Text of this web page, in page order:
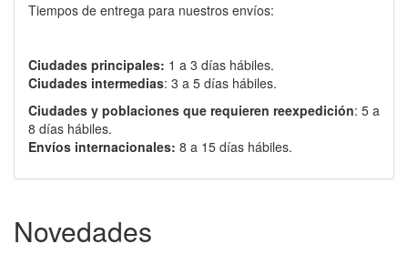
Tiempos de entrega para nuestros envíos:
Ciudades principales: 1 a 3 días hábiles.
Ciudades intermedias: 3 a 5 días hábiles.
Ciudades y poblaciones que requieren reexpedición: 5 a
8 días hábiles.
Envíos internacionales: 8 a 15 días hábiles.
Novedades